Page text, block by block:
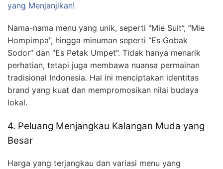
yang Menjanjikan!
Nama-nama menu yang unik, seperti “Mie Suit”, “Mie
Hompimpa”, hingga minuman seperti “Es Gobak
Sodor” dan “Es Petak Umpet”. Tidak hanya menarik
perhatian, tetapi juga membawa nuansa permainan
tradisional Indonesia. Hal ini menciptakan identitas
brand yang kuat dan mempromosikan nilai budaya
lokal.
4. Peluang Menjangkau Kalangan Muda yang
Besar
Harga yang terjangkau dan variasi menu yang